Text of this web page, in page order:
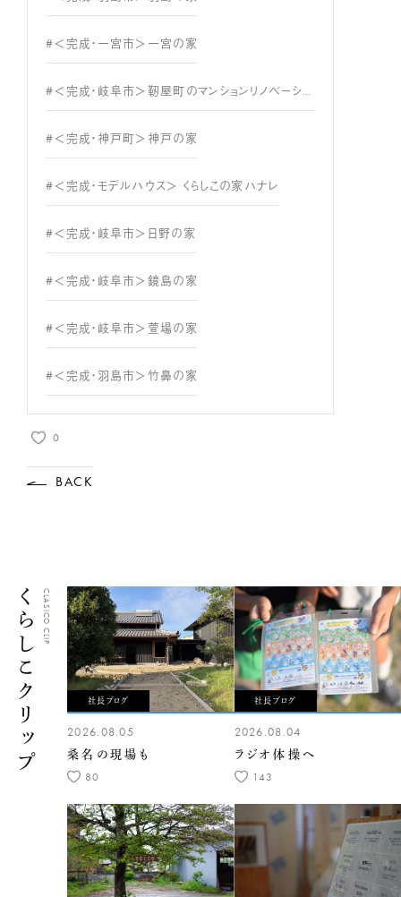
#＜完成・一宮市＞一宮の家
#＜完成・岐阜市＞靭屋町のマンションリノベーション
#＜完成・神戸町＞神戸の家
#＜完成・モデルハウス＞ くらしこの家ハナレ
#＜完成・岐阜市＞日野の家
#＜完成・岐阜市＞鏡島の家
#＜完成・岐阜市＞萱場の家
#＜完成・羽島市＞竹鼻の家
0
BACK
くらしこクリップCLASICO CLIP
社長ブログ
2026.08.05
桑名の現場も
80
社長ブログ
2026.08.04
ラジオ体操へ
143